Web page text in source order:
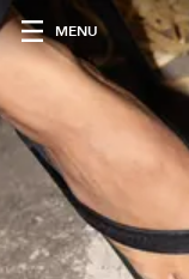
MENU